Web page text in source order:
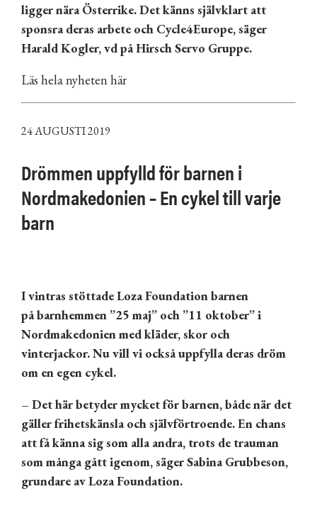
ligger nära Österrike. Det känns självklart att
sponsra deras arbete och Cycle4Europe, säger
Harald Kogler, vd på Hirsch Servo Gruppe.
Läs hela nyheten här
24 AUGUSTI 2019
Drömmen uppfylld för barnen i
Nordmakedonien – En cykel till varje
barn
I vintras stöttade Loza Foundation barnen
påbarnhemmen”25 maj” och”11 oktober”i
Nordmakedonien med kläder, skor och
vinterjackor. Nu vill vi ocksåuppfylla deras dröm
om en egen cykel.
–Det här betyder mycket för barnen, både när det
gäller frihetskänsla och självförtroende. En chans
att fåkänna sig som alla andra, trots de trauman
sommånga gått igenom, säger Sabina Grubbeson,
grundare av Loza Foundation.